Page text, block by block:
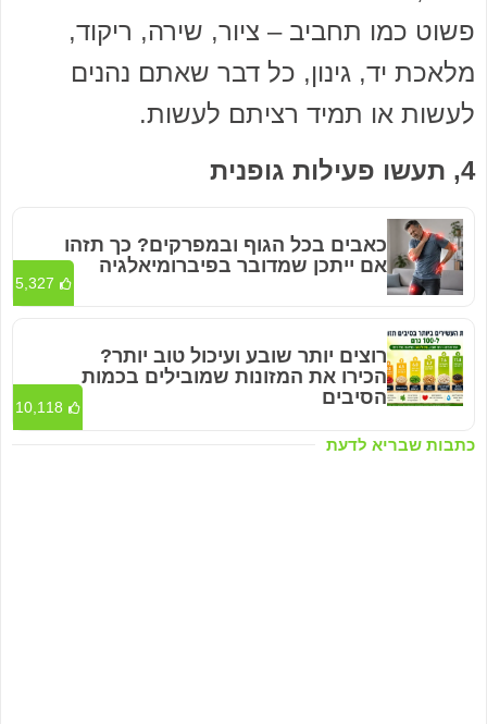
פשוט כמו תחביב – ציור, שירה, ריקוד,
מלאכת יד, גינון, כל דבר שאתם נהנים
לעשות או תמיד רציתם לעשות.
4, תעשו פעילות גופנית
כתבות שבריא לדעת
כאבים בכל הגוף ובמפרקים? כך תזהו
אם ייתכן שמדובר בפיברומיאלגיה
5,327
רוצים יותר שובע ועיכול טוב יותר?
הכירו את המזונות שמובילים בכמות
הסיבים
10,118